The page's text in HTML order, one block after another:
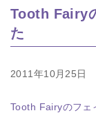
Tooth Fairy
た
2011年10月25日
Tooth Fairyのフェ